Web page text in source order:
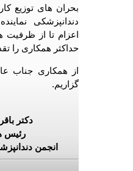
بحران های توزیع
دندانپزشکی
اعزام تا از
حداکثر همکاری را
از همکاری جناب
گزاریم.
دکتر
رئیس
انجمن